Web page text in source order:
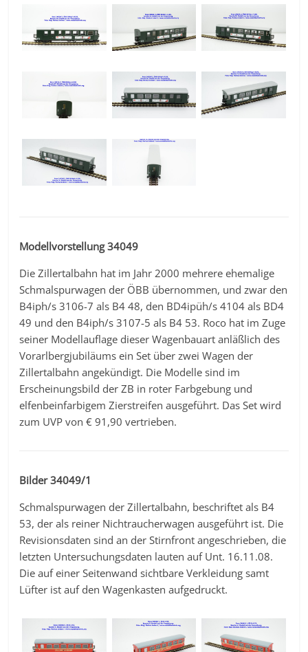
Modellvorstellung 34049
Die Zillertalbahn hat im Jahr 2000 mehrere ehemalige
Schmalspurwagen der ÖBB übernommen, und zwar den
B4iph/s 3106-7 als B4 48, den BD4ipüh/s 4104 als BD4
49 und den B4iph/s 3107-5 als B4 53. Roco hat im Zuge
seiner Modellauflage dieser Wagenbauart anläßlich des
Vorarlbergjubiläums ein Set über zwei Wagen der
Zillertalbahn angekündigt. Die Modelle sind im
Erscheinungsbild der ZB in roter Farbgebung und
elfenbeinfarbigem Zierstreifen ausgeführt. Das Set wird
zum UVP von € 91,90 vertrieben.
Bilder 34049/1
Schmalspurwagen der Zillertalbahn, beschriftet als B4
53, der als reiner Nichtraucherwagen ausgeführt ist. Die
Revisionsdaten sind an der Stirnfront angeschrieben, die
letzten Untersuchungsdaten lauten auf Unt. 16.11.08.
Die auf einer Seitenwand sichtbare Verkleidung samt
Lüfter ist auf den Wagenkasten aufgedruckt.